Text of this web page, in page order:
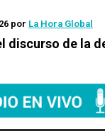
por La Hora Global
discurso de la